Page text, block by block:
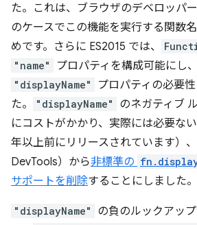
た。これは、ブラウザのデベロッパ
のケースでこの機能を実行する関数
めです。さらに ES2015 では、
"name" プロパティを構成可能にし
"displayName"
プロパティの必要
た。
"displayName"
のネガティブ
にコストがかかり、実際には必要な
年以上前にリリースされています）
DevTools）から非標準の
サポートを削除することにしました。
"displayName"
の負のルックアッ